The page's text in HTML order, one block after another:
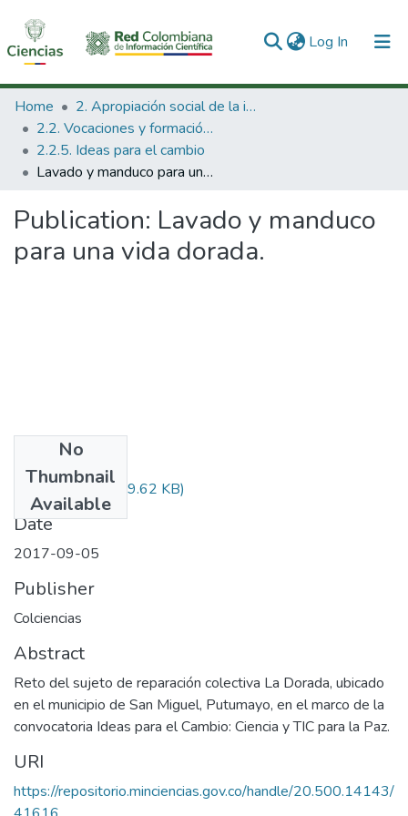
Log In (current)
Communities & Collections
All of DSpace
Statistics
Home
2. Apropiación social de la información en Ciencia Tecnología e Innovación
2.2. Vocaciones y formación de la CTeI
2.2.5. Ideas para el cambio
Lavado y manduco para una vida dorada.
Publication: Lavado y manduco
para una vida dorada.
No
Thumbnail
Available
Audiovisual.pdf(29.62 KB)
Date
2017-09-05
Publisher
Colciencias
Abstract
Reto del sujeto de reparación colectiva La Dorada, ubicado
en el municipio de San Miguel, Putumayo, en el marco de la
convocatoria Ideas para el Cambio: Ciencia y TIC para la Paz.
URI
https://repositorio.minciencias.gov.co/handle/20.500.14143/